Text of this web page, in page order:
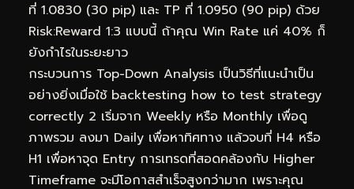
ที่ 1.0830 (30 pip) และ TP ที่ 1.0950 (90 pip) ด้วย
Risk:Reward 1:3 แบบนี้ ถ้าคุณ Win Rate แค่ 40% ก็
ยังกำไรในระยะยาว
กระบวนการ Top-Down Analysis เป็นวิธีที่แนะนำเป็น
อย่างยิ่งเมื่อใช้ backtesting how to test strategy
correctly 2 เริ่มจาก Weekly หรือ Monthly เพื่อดู
ภาพรวม ลงมา Daily เพื่อหาทิศทาง แล้วจบที่ H4 หรือ
H1 เพื่อหาจุด Entry การเทรดที่สอดคล้องกับ Higher
Timeframe จะมีโอกาสสำเร็จสูงกว่ามาก เพราะคุณ